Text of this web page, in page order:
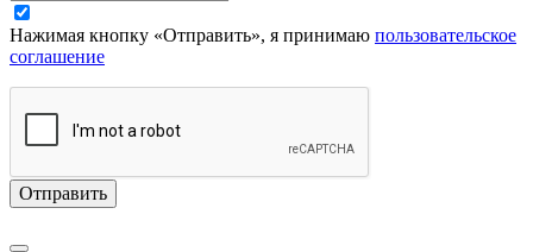
Нажимая кнопку «Отправить», я принимаю пользовательское
соглашение